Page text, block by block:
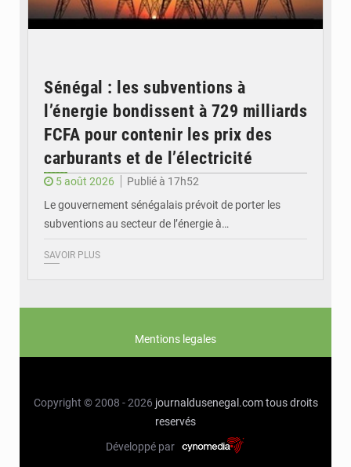
Sénégal : les subventions à
l’énergie bondissent à 729 milliards
FCFA pour contenir les prix des
carburants et de l’électricité
5 août 2026
Publié à 17h52
Le gouvernement sénégalais prévoit de porter les
subventions au secteur de l’énergie à…
SAVOIR PLUS
Mentions legales
Copyright © 2008 - 2026 journaldusenegal.com tous droits
reservés
Développé par